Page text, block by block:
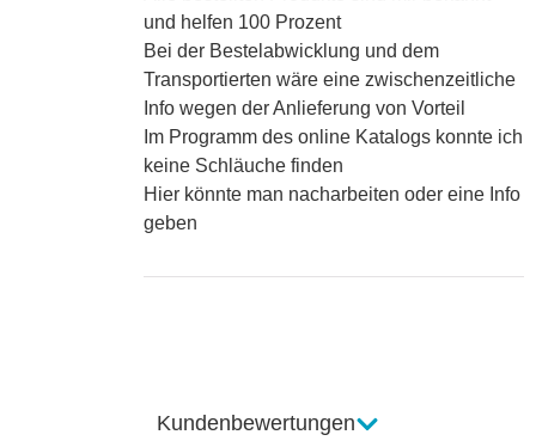
Kundenbewertungen
und helfen 100 Prozent
Bei der Bestelabwicklung und dem
Transportierten wäre eine zwischenzeitliche
Info wegen der Anlieferung von Vorteil
Im Programm des online Katalogs konnte ich
keine Schläuche finden
Hier könnte man nacharbeiten oder eine Info
geben